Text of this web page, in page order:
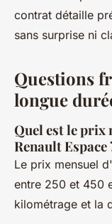
contrat détaille
sans surprise ni
Questions
longue
Quel est le prix
Renault Espace
Le prix mensuel
entre 250 et 450
kilométrage et la